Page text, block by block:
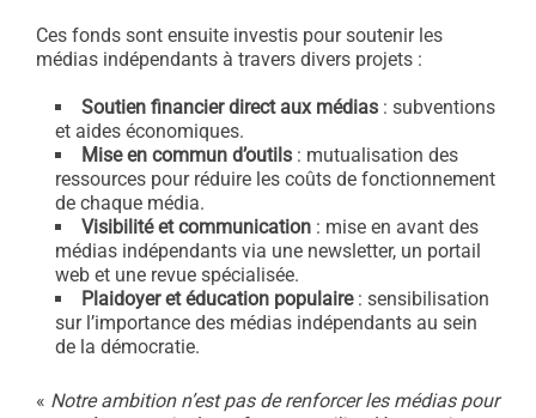
Ces fonds sont ensuite investis pour soutenir les
médias indépendants à travers divers projets :
Soutien financier direct aux médias : subventions
et aides économiques.
Mise en commun d’outils : mutualisation des
ressources pour réduire les coûts de fonctionnement
de chaque média.
Visibilité et communication : mise en avant des
médias indépendants via une newsletter, un portail
web et une revue spécialisée.
Plaidoyer et éducation populaire: sensibilisation
sur l’importance des médias indépendants au sein
de la démocratie.
« Notre ambition n’est pas de renforcer les médias pour